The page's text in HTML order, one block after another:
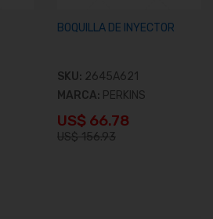
Añadir al carrito
BOQUILLA DE INYECTOR
SKU: 2645A621
MARCA: PERKINS
US$ 66.78
US$ 156.93